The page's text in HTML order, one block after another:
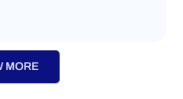
MORE